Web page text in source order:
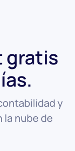
gratis
y
la nube de